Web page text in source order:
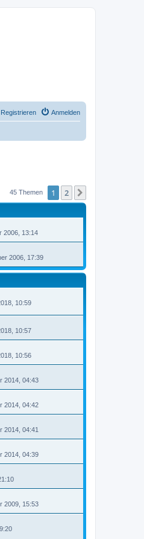
Anmelden
Registrieren
45 Themen 1 2
2006, 13:14
2006, 17:39
10:59
10:57
10:56
2014, 04:43
2014, 04:42
2014, 04:41
2014, 04:39
2009, 15:53